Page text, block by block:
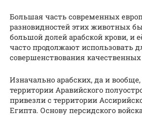
Большая часть современных
разновидностей этих животных
большой долей арабской крови, и
часто продолжают использовать
совершенствования качественных
Изначально арабских, да и
территории Аравийского
привезли с территории
Египта. Основу персидского